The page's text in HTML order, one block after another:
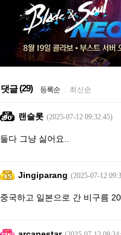
댓글(29) 등록순 최신순
랜슬롯 (2025-07-12 09:32:45)
둘다 그냥 싫어요..
Jingiparang (2025-07-12
중국하고 일본으로 간 비구름